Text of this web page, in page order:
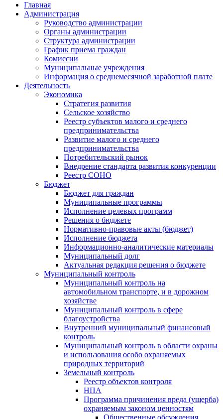
Главная
Администрация
Руководство администрации
Органы администрации
Структура администрации
График приема граждан
Комиссии
Муниципальные учреждения
Информация о среднемесячной заработной плате
Деятельность
Экономика
Стратегия развития
Сельское хозяйство
Реестр субъектов малого и среднего
предпринимательства
Развитие малого и среднего
предпринимательства
Потребительский рынок
Внедрение стандарта развития конкуренции
Реестр СОНО
Бюджет
Бюджет для граждан
Муниципальные программы
Исполнение целевых программ
Решения о бюджете
Нормативно-правовые акты (бюджет)
Исполнение бюджета
Информационно-аналитические материалы
Муниципальный долг
Актуальная редакция решения о бюджете
Муниципальный контроль
Муниципальный контроль на
автомобильном транспорте, и в дорожном
хозяйстве
Муниципальный контроль в сфере
благоустройства
Внутренний муниципальный финансовый
контроль
Муниципальный контроль в области охраны
и использования особо охраняемых
природных территорий
Земельный контроль
Реестр объектов контроля
НПА
Программа причинения вреда (ущерба)
охраняемым законом ценностям
Общественные обсуждения